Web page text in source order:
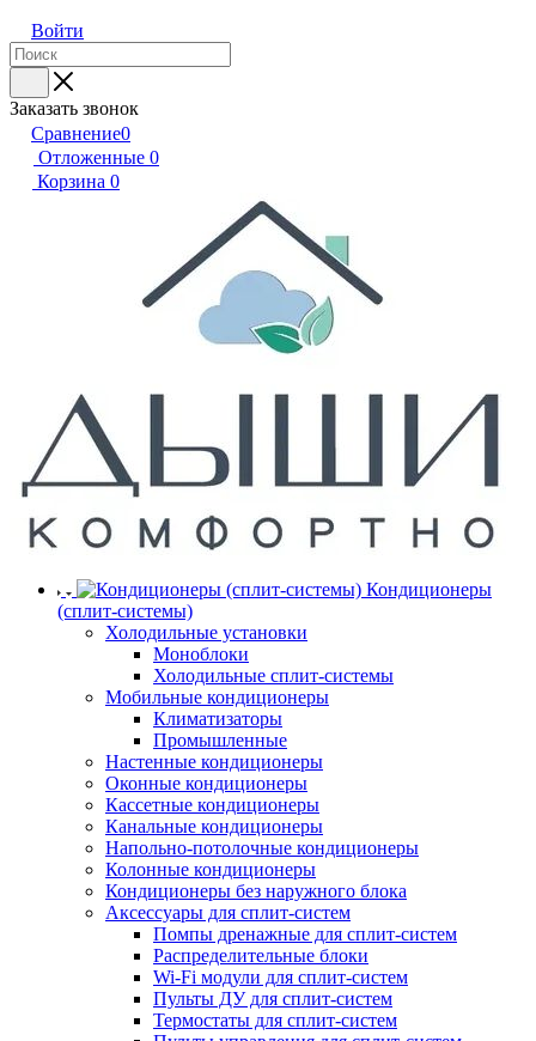
Войти
Заказать звонок
Сравнение0
Отложенные 0
Корзина 0
Кондиционеры
(сплит-системы)
Холодильные установки
Моноблоки
Холодильные сплит-системы
Мобильные кондиционеры
Климатизаторы
Промышленные
Настенные кондиционеры
Оконные кондиционеры
Кассетные кондиционеры
Канальные кондиционеры
Напольно-потолочные кондиционеры
Колонные кондиционеры
Кондиционеры без наружного блока
Аксессуары для сплит-систем
Помпы дренажные для сплит-систем
Распределительные блоки
Wi-Fi модули для сплит-систем
Пульты ДУ для сплит-систем
Термостаты для сплит-систем